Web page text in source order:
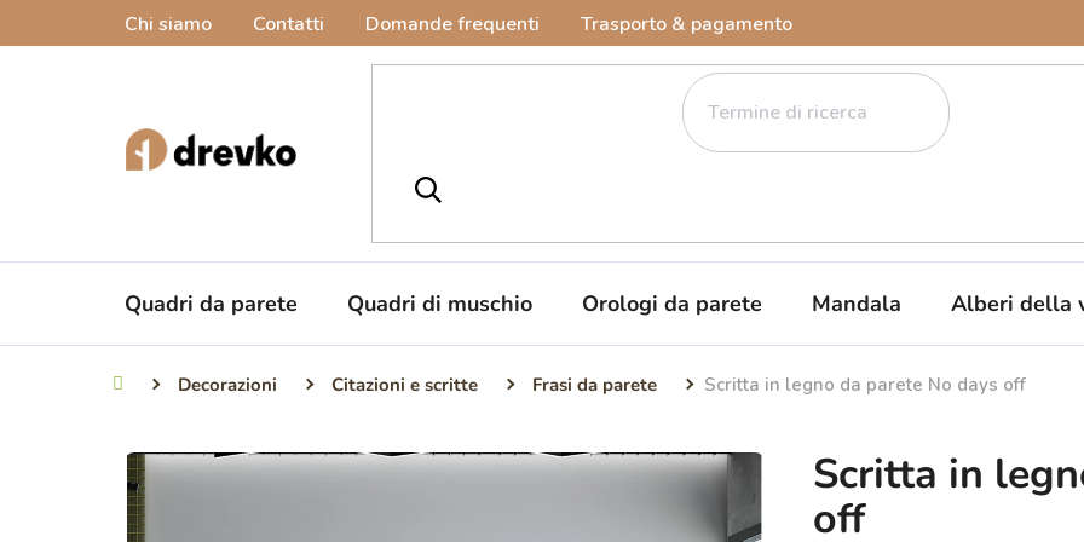
Chi siamo Contatti Domande frequenti Trasporto & pagamento
Quadri da parete Quadri di muschio Orologi da parete Mandala Alberi della
Casa Decorazioni Citazioni e scritte Frasi da parete Scritta in legno da parete No days off
Scritta in
off